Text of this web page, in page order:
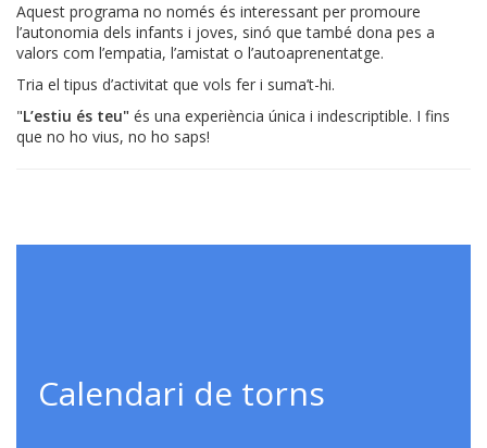
Aquest programa no només és interessant per promoure
l’autonomia dels infants i joves, sinó que també dona pes a
valors com l’empatia, l’amistat o l’autoaprenentatge.
Tria el tipus d’activitat que vols fer i suma’t-hi.
"L’estiu és teu" és una experiència única i indescriptible. I fins
que no ho vius, no ho saps!
Calendari de torns